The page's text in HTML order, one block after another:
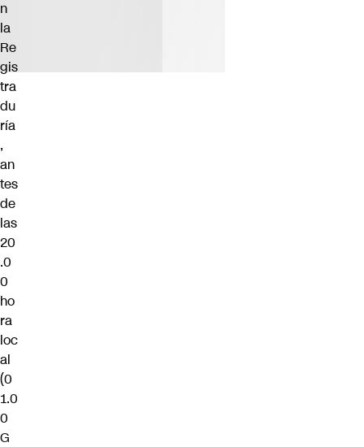
n
la
Re
gis
tra
du
ría
,
an
tes
de
las
20
.0
0
ho
ra
loc
al
(0
1.0
0
G